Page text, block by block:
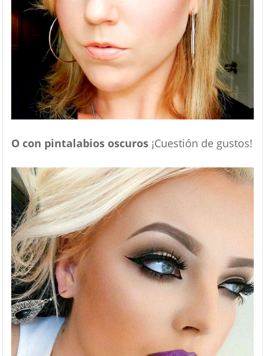
O con pintalabios oscuros¡Cuestión de gustos!